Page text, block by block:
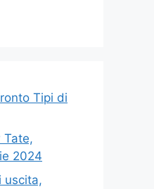
Tipi di
Tate,
2024
uscita,